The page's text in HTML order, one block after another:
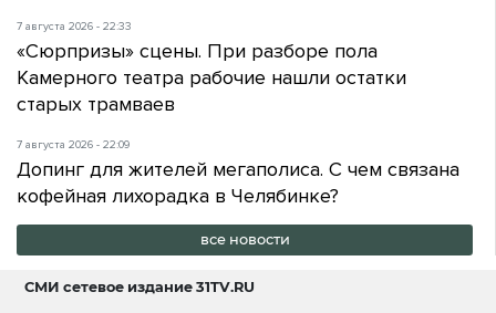
7 августа 2026 - 22:33
«Сюрпризы» сцены. При разборе пола
Камерного театра рабочие нашли остатки
старых трамваев
7 августа 2026 - 22:09
Допинг для жителей мегаполиса. С чем связана
кофейная лихорадка в Челябинке?
все новости
СМИ сетевое издание31TV.RU